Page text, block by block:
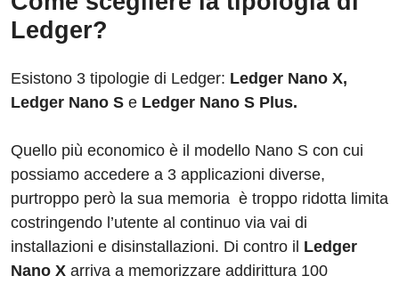
Ledger?
Esistono 3 tipologie di Ledger: Ledger Nano X,
Ledger Nano S e Ledger Nano S Plus.
Quello più economico è il modello Nano S con cui
possiamo accedere a 3 applicazioni diverse,
purtroppo però la sua memoria è troppo ridotta limita
costringendo l’utente al continuo via vai di
installazioni e disinstallazioni. Di contro il Ledger
Nano X arriva a memorizzare addirittura 100